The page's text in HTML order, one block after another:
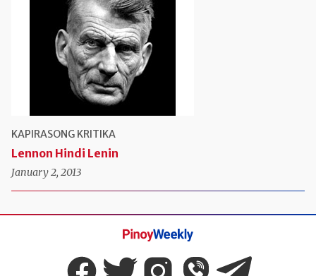
KAPIRASONG KRITIKA
Lennon Hindi Lenin
January 2, 2013
Pinoy
Weekly